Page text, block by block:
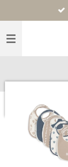
direct
naar